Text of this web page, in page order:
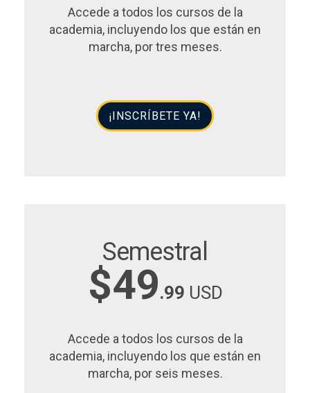
Accede a todos los cursos de la
academia, incluyendo los que están en
marcha, por tres meses.
¡INSCRÍBETE YA!
Semestral
$49.99 USD
Accede a todos los cursos de la
academia, incluyendo los que están en
marcha, por seis meses.